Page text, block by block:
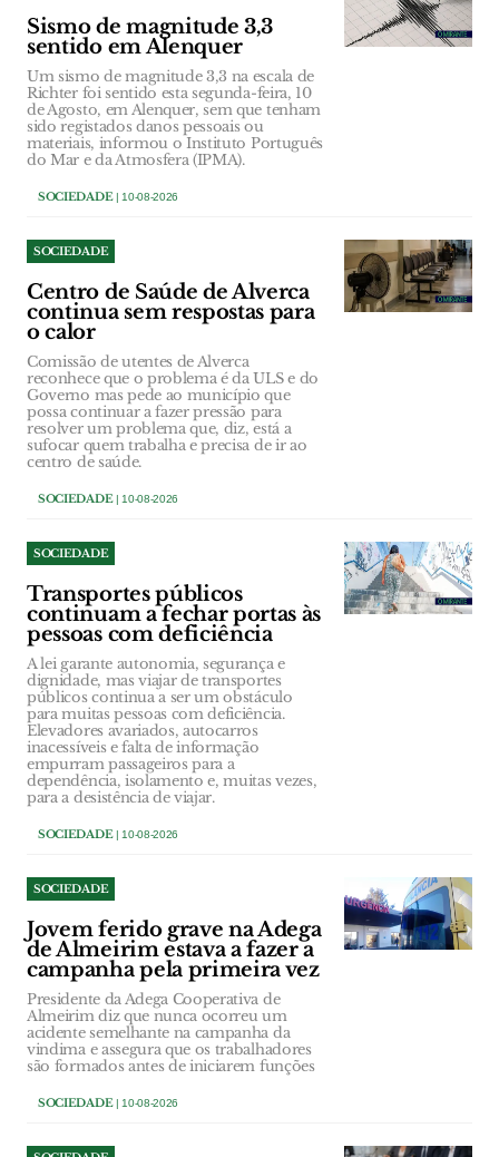
Sismo de magnitude 3,3
sentido em Alenquer
Um sismo de magnitude 3,3 na escala de
Richter foi sentido esta segunda-feira, 10
de Agosto, em Alenquer, sem que tenham
sido registados danos pessoais ou
materiais, informou o Instituto Português
do Mar e da Atmosfera (IPMA).
SOCIEDADE| 10-08-2026
SOCIEDADE
Centro de Saúde de Alverca
continua sem respostas para
o calor
Comissão de utentes de Alverca
reconhece que o problema é da ULS e do
Governo mas pede ao município que
possa continuar a fazer pressão para
resolver um problema que, diz, está a
sufocar quem trabalha e precisa de ir ao
centro de saúde.
SOCIEDADE| 10-08-2026
SOCIEDADE
Transportes públicos
continuam a fechar portas às
pessoas com deficiência
A lei garante autonomia, segurança e
dignidade, mas viajar de transportes
públicos continua a ser um obstáculo
para muitas pessoas com deficiência.
Elevadores avariados, autocarros
inacessíveis e falta de informação
empurram passageiros para a
dependência, isolamento e, muitas vezes,
para a desistência de viajar.
SOCIEDADE| 10-08-2026
SOCIEDADE
Jovem ferido grave na Adega
de Almeirim estava a fazer a
campanha pela primeira vez
Presidente da Adega Cooperativa de
Almeirim diz que nunca ocorreu um
acidente semelhante na campanha da
vindima e assegura que os trabalhadores
são formados antes de iniciarem funções
SOCIEDADE| 10-08-2026